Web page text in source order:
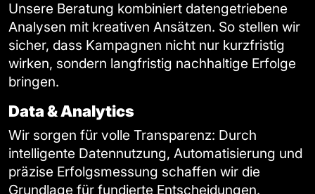
Unsere Beratung kombiniert datengetriebene
Analysen mit kreativen Ansätzen. So stellen wir
sicher, dass Kampagnen nicht nur kurzfristig
wirken, sondern langfristig nachhaltige Erfolge
bringen.
Data & Analytics
Wir sorgen für volle Transparenz: Durch
intelligente Datennutzung, Automatisierung und
präzise Erfolgsmessung schaffen wir die
Grundlage für fundierte Entscheidungen.